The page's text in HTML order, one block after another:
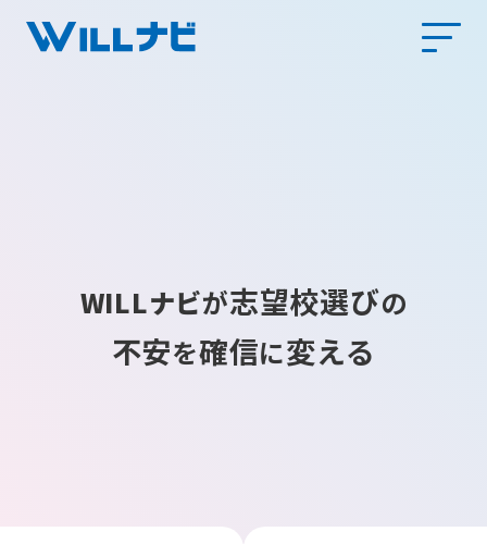
WILLナビが志望校選びの
不安を確信に変える